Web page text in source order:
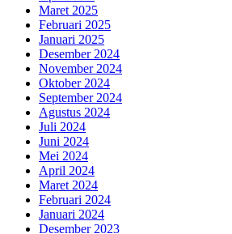
Maret 2025
Februari 2025
Januari 2025
Desember 2024
November 2024
Oktober 2024
September 2024
Agustus 2024
Juli 2024
Juni 2024
Mei 2024
April 2024
Maret 2024
Februari 2024
Januari 2024
Desember 2023